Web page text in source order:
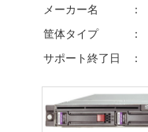
メーカー名 ：
筐体タイプ
：
サポート終了日
：